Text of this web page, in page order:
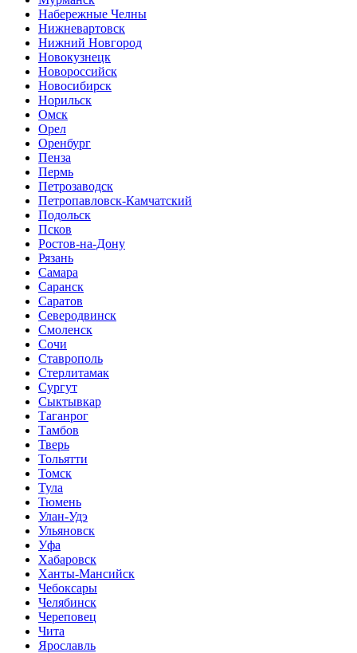
Набережные Челны
Нижневартовск
Нижний Новгород
Новокузнецк
Новороссийск
Новосибирск
Норильск
Омск
Орел
Оренбург
Пенза
Пермь
Петрозаводск
Петропавловск-Камчатский
Подольск
Псков
Ростов-на-Дону
Рязань
Самара
Саранск
Саратов
Северодвинск
Смоленск
Сочи
Ставрополь
Стерлитамак
Сургут
Сыктывкар
Таганрог
Тамбов
Тверь
Тольятти
Томск
Тула
Тюмень
Улан-Удэ
Ульяновск
Уфа
Хабаровск
Ханты-Мансийск
Чебоксары
Челябинск
Череповец
Чита
Ярославль